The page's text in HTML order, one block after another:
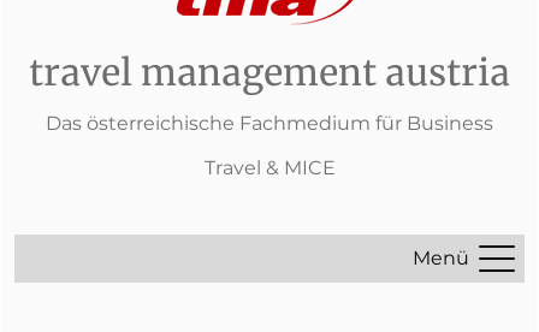
travel management austria
Das österreichische Fachmedium für Business
Travel & MICE
Menü